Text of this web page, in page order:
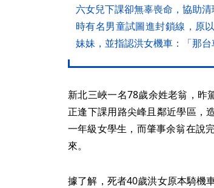
六女兒下課卻無辜喪命，協助
時有名男童試圖進封鎖線，原
妹妹，並指認洪女機車：「那台
新北三峽一名78歲余姓老翁，昨
正逢下課用路尖峰且鄰近學區，
一年級女學生，而肇事余翁在說
來。
據了解，死者40歲洪女原本騎機